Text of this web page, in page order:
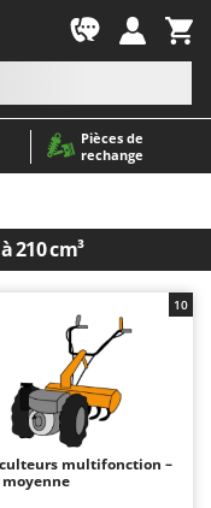
Pièces de
rechange
autoportés
pour tracteur
210 cm³
multifonction –
moyenne
10